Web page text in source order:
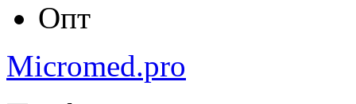
Опт
Micromed.pro